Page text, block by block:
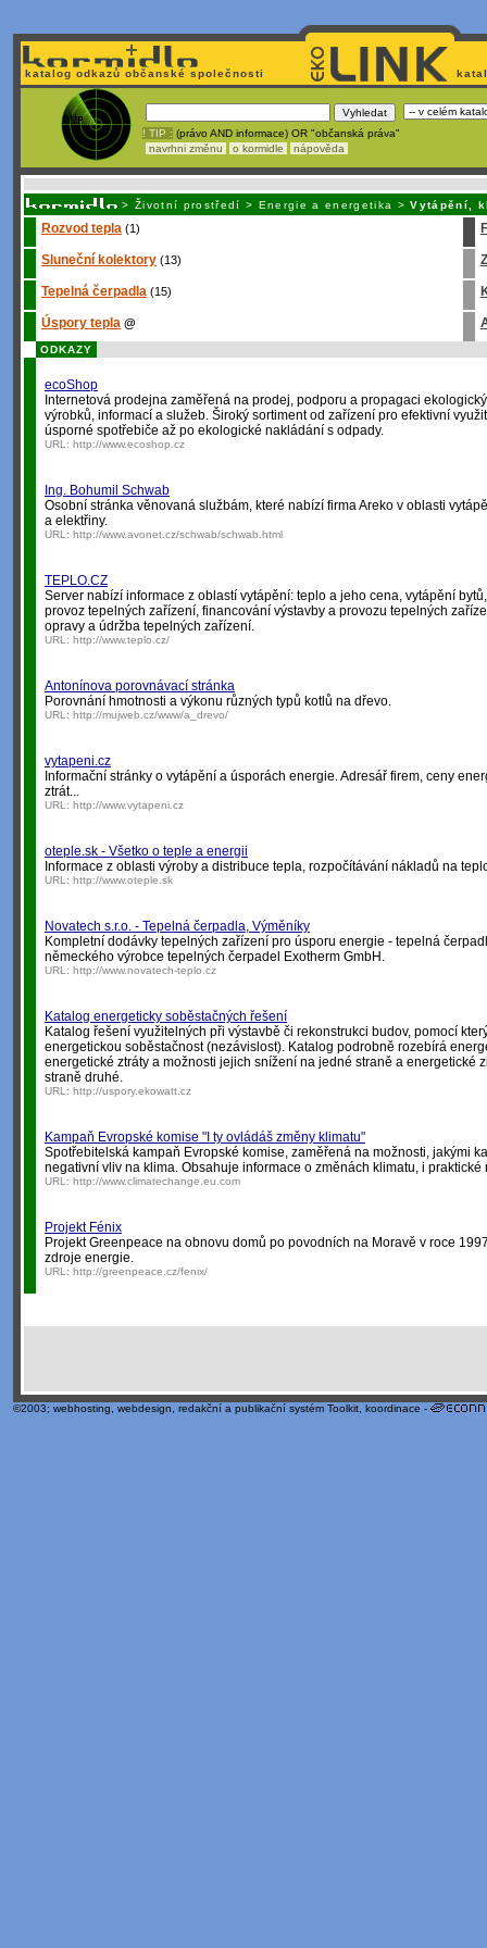
katalog odkazů občanské společnosti
! TIP : (právo AND informace) OR "občanská práva"
navrhni změnu
o kormidle nápověda
> Životní prostředí > Energie a energetika >Vytápění,
Rozvod tepla (1)
Sluneční kolektory (13)
Tepelná čerpadla (15)
Úspory tepla @
ODKAZY
ecoShop
Internetová prodejna zaměřená na prodej, podporu a propagaci
výrobků, informací a služeb. Široký sortiment od zařízení pro efektivní
úsporné spotřebiče až po ekologické nakládání s odpady.
URL: http://www.ecoshop.cz
Ing. Bohumil Schwab
Osobní stránka věnovaná službám, které nabízí firma Areko v oblasti
a elektřiny.
URL: http://www.avonet.cz/schwab/schwab.html
TEPLO.CZ
Server nabízí informace z oblastí vytápění: teplo a jeho cena, vytápění
provoz tepelných zařízení, financování výstavby a provozu tepelných
opravy a údržba tepelných zařízení.
URL: http://www.teplo.cz/
Antonínova porovnávací stránka
Porovnání hmotnosti a výkonu různých typů kotlů na dřevo.
URL: http://mujweb.cz/www/a_drevo/
vytapeni.cz
Informační stránky o vytápění a úsporách energie. Adresář firem, ceny
ztrát...
URL: http://www.vytapeni.cz
oteple.sk - Všetko o teple a energii
Informace z oblasti výroby a distribuce tepla, rozpočítávání nákladů na
URL: http://www.oteple.sk
Novatech s.r.o. - Tepelná čerpadla, Výměníky
Kompletní dodávky tepelných zařízení pro úsporu energie - tepelná
německého výrobce tepelných čerpadel Exotherm GmbH.
URL: http://www.novatech-teplo.cz
Katalog energeticky soběstačných řešení
Katalog řešení využitelných při výstavbě či rekonstrukci budov, pomocí
energetickou soběstačnost (nezávislost). Katalog podrobně rozebírá
energetické ztráty a možnosti jejich snížení na jedné straně a energetické
straně druhé.
URL: http://uspory.ekowatt.cz
Kampaň Evropské komise "I ty ovládáš změny klimatu"
Spotřebitelská kampaň Evropské komise, zaměřená na možnosti, jakými
negativní vliv na klima. Obsahuje informace o změnách klimatu, i
URL: http://www.climatechange.eu.com
Projekt Fénix
Projekt Greenpeace na obnovu domů po povodních na Moravě v roce
zdroje energie.
URL: http://greenpeace.cz/fenix/
©2003; webhosting webdesign redakční a publikační systém Toolkit , koordinace -